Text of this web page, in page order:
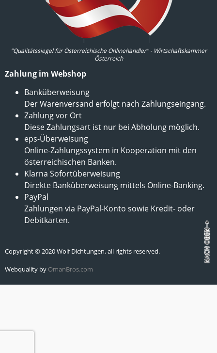
"Qualitätssiegel für Österreichische Onlinehändler" - Wirtschaftskammer
Österreich
Zahlung im Webshop
Banküberweisung
Der Warenversand erfolgt nach Zahlungseingang.
Zahlung vor Ort
Diese Zahlungsart ist nur bei Abholung möglich.
eps-Überweisung
Online-Zahlungssystem in Kooperation mit den
österreichischen Banken.
Klarna Sofortüberweisung
Direkte Banküberweisung mittels Online-Banking.
PayPal
Zahlungen via PayPal-Konto sowie Kredit- oder
Debitkarten.
Copyright © 2020 Wolf Dichtungen, all rights reserved.
Webquality by OmanBros.com